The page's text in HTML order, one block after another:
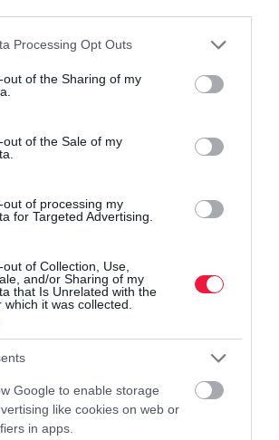
website/app uses one or more Google
visit or usage behaviour. You may click to
to Google and its third-party tags to
specified purposes in below Google
Processing Opt Outs
out of the Sharing of my
out of the Sale of my
out of processing my
for Targeted Advertising.
of Collection, Use,
and/or Sharing of my
that Is Unrelated with the
it was collected.
Google to enable storage
like cookies on web or
in apps.
pályakezdő támogtatás juttatás